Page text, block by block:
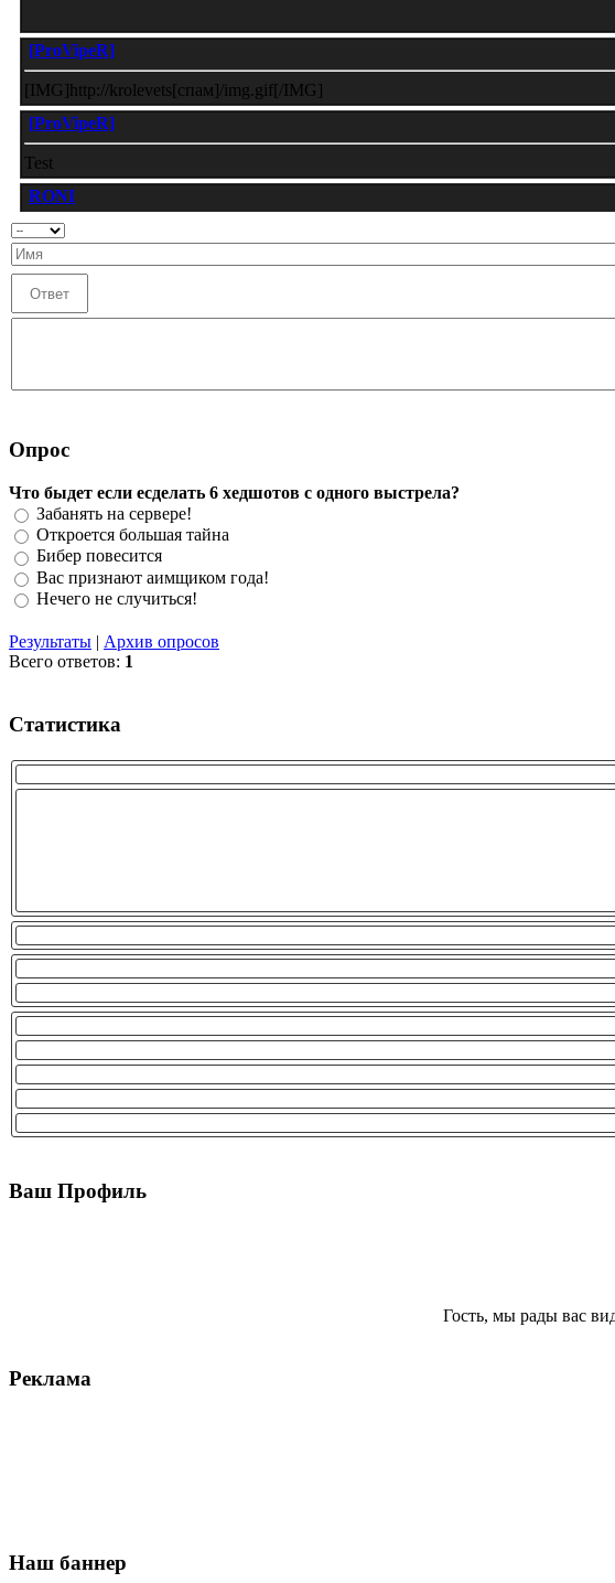
Опрос
Что быдет если есделать 6 хедшотов с одного выстрела?
Забанять на сервере!
Откроется большая тайна
Бибер повесится
Вас признают аимщиком года!
Нечего не случиться!
Результаты | Архив опросов
Всего ответов: 1
Статистика
Ваш Профиль
Гость, мы рады вас
Реклама
Наш баннер